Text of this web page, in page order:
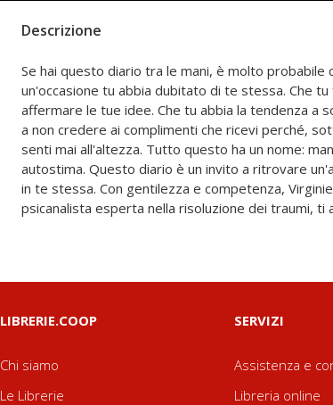
Descrizione
Se hai questo diario tra le mani, è molto probabile
un'occasione tu abbia dubitato di te stessa. Che tu
affermare le tue idee. Che tu abbia la tendenza a
a non credere ai complimenti che ricevi perché,
senti mai all'altezza. Tutto questo ha un nome:
autostima. Questo diario è un invito a ritrovare
in te stessa. Con gentilezza e competenza,
psicanalista esperta nella risoluzione dei traumi, ti
ripercorrere l'origine delle tue insicurezze a
dinamiche familiari e genealogiche. Grazie a
tanta riflessione, passo dopo passo riuscirai a
a te stessa il tuo vero io e affermarti con serenità.
che hai e la tua straordinaria unicità sarà il
fondamentale che ti consentirà di vivere una vita
LIBRERIE.COOP
Chi siamo
Le Librerie
SERVIZI
Assistenza e
Libreria online